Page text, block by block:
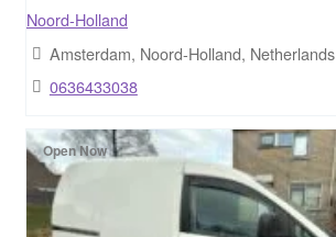
Noord-Holland
Amsterdam, Noord-Holland, Netherlands
0636433038
Open Now